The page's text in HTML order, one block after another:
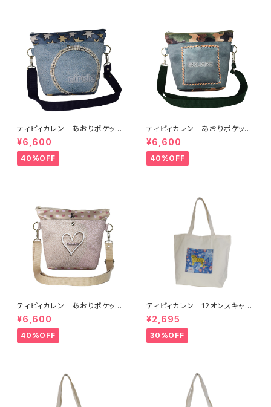
ティピィカレン あおりポケット
サークルショルダーバッグ
¥6,600
40%OFF
ティピィカレン あおりポケット
スクエアショルダーバッグ
¥6,600
40%OFF
ティピィカレン あおりポケット
ハートショルダーバッグ
¥6,600
40%OFF
ティピィカレン 12オンスキャン
バスハワイアン柄ビッグマイバッ
グ
¥2,695
30%OFF